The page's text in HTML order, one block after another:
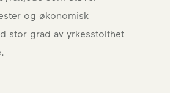
og økonomisk
stor grad av yrkesstolthet